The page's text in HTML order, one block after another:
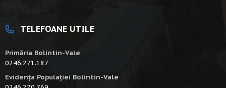
TELEFOANE UTILE
Primăria Bolintin-Vale
0246.271.187
Evidența Populației Bolintin-Vale